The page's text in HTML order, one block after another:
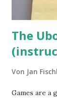
The
Von Jan
Games are a